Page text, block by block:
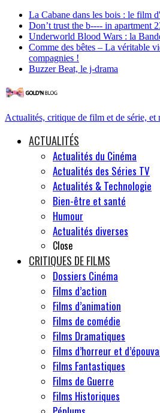
La Cabane dans les bois : le film
Don’t trust the b---- in apartment
Underworld Blood Wars : la
Comme des bêtes – La véritable
compagnies !
Buzzer Beat, le j-drama
Actualités, critique de film et de série, et
ACTUALITÉS
Actualités du Cinéma
Actualités des Séries TV
Actualités & Technologie
Bien-être et santé
Humour
Actualités diverses
Close
CRITIQUES DE FILMS
Dossiers Cinéma
Films d’action
Films d’animation
Films de comédie
Films Dramatiques
Films d’horreur et
Films Fantastiques
Films de Guerre
Films Historiques